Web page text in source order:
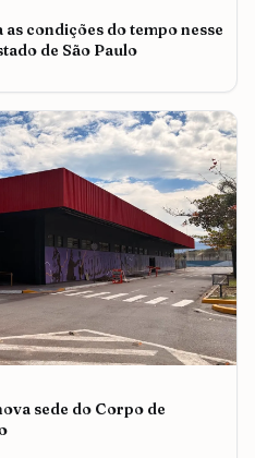
condições do tempo nesse
de São Paulo
sede do Corpo de